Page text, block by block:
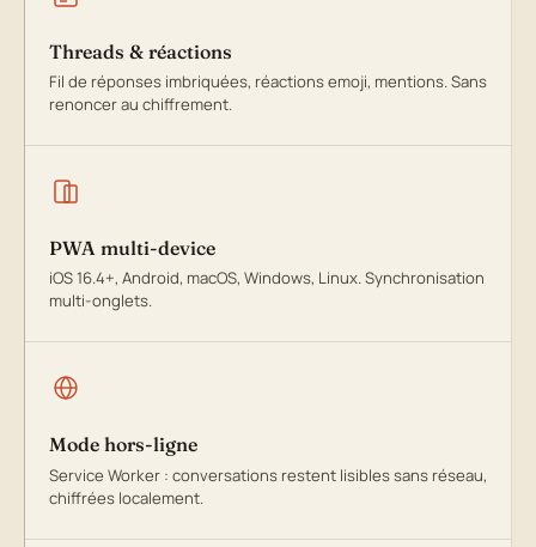
Threads & réactions
Fil de réponses imbriquées, réactions emoji, mentions. Sans
renoncer au chiffrement.
PWA multi-device
iOS 16.4+, Android, macOS, Windows, Linux. Synchronisation
multi-onglets.
Mode hors-ligne
Service Worker : conversations restent lisibles sans réseau,
chiffrées localement.